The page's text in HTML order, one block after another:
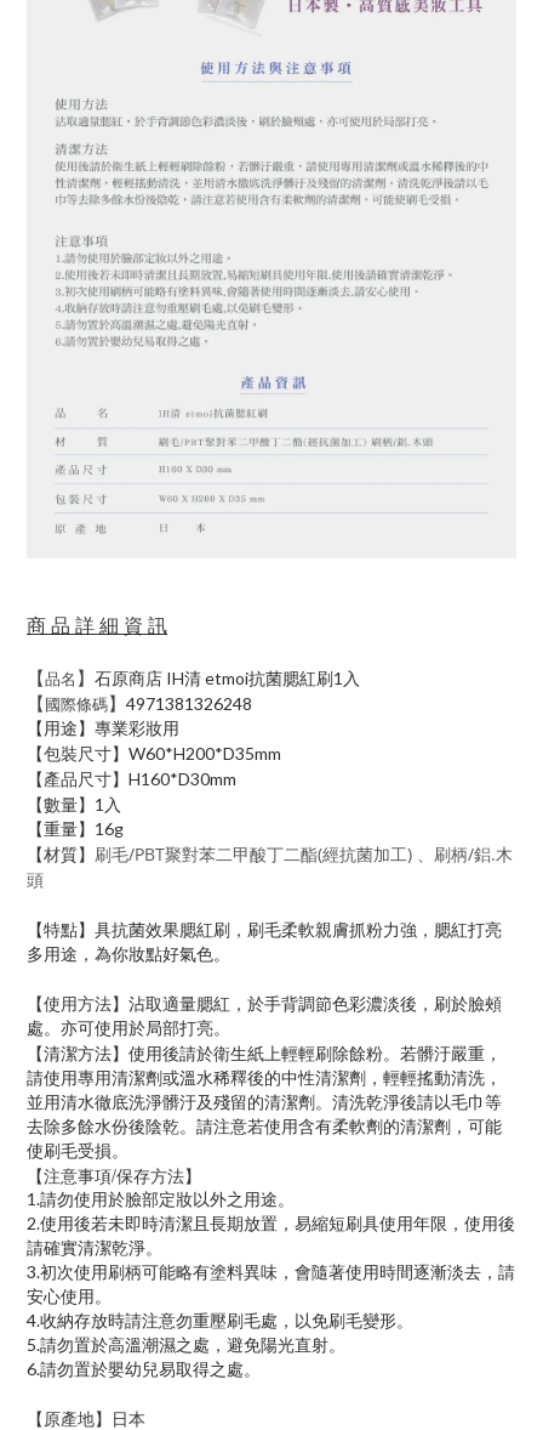
商 品 詳 細 資 訊
【品名 】 石原商店 IH清 etmoi抗菌腮紅刷1入
【 國際條碼】 4971381326248
【用途】專業彩妝用
【包裝尺寸】 W60*H200*D35mm
【產品尺寸】 H160*D30mm
【數量】 1入
【重量】16g
【材質】 刷毛/PBT聚對苯二甲酸丁二酯(經抗菌加工) 、刷柄/鋁.木
頭
【特點】具抗菌效果腮紅刷，刷毛柔軟親膚抓粉力強，腮紅打亮
多用途，為你妝點好氣色。
【使用方法】 沾取適量腮紅，於手背調節色彩濃淡後，刷於臉頰
處。亦可使用於局部打亮。
【清潔方法】 使用後請於衛生紙上輕輕刷除餘粉。若髒汙嚴重，
請使用專用清潔劑或溫水稀釋後的中性清潔劑，輕輕搖動清洗，
並用清水徹底洗淨髒汙及殘留的清潔劑。清洗乾淨後請以毛巾等
去除多餘水份後陰乾。請注意若使用含有柔軟劑的清潔劑，可能
使刷毛受損。
【注意事項/保存方法】
1.請勿使用於臉部定妝以外之用途。
2.使用後若未即時清潔且長期放置，易縮短刷具使用年限，使用後
請確實清潔乾淨。
3.初次使用刷柄可能略有塗料異味，會隨著使用時間逐漸淡去，請
安心使用。
4.收納存放時請注意勿重壓刷毛處，以免刷毛變形。
5.請勿置於高溫潮濕之處，避免陽光直射。
6.請勿置於嬰幼兒易取得之處。
【原產地】日本